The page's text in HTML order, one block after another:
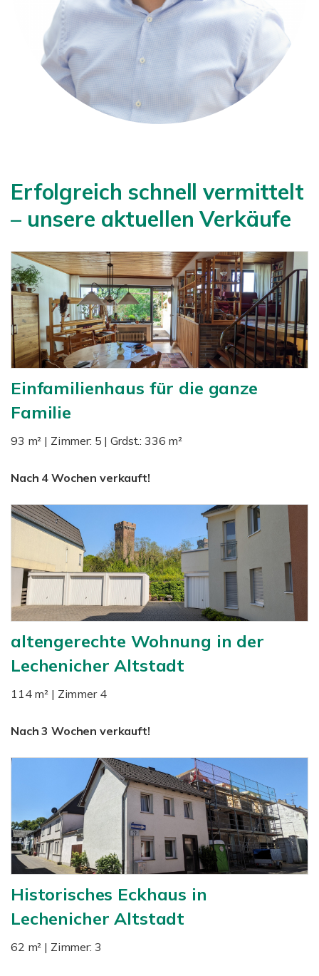
Erfolgreich schnell vermittelt
– unsere aktuellen Verkäufe
Einfamilienhaus für die ganze
Familie
93 m² | Zimmer: 5 | Grdst.: 336 m²
Nach 4 Wochen verkauft!
altengerechte Wohnung in der
Lechenicher Altstadt
114 m² | Zimmer 4
Nach 3 Wochen verkauft!
Historisches Eckhaus in
Lechenicher Altstadt
62 m² | Zimmer: 3